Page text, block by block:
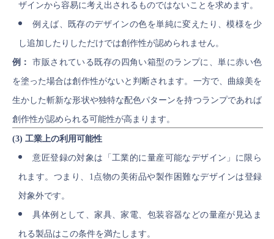
ザインから容易に考え出されるものではないことを求めます。
例えば、既存のデザインの色を単純に変えたり、模様を少
し追加したりしただけでは創作性が認められません。
例： 市販されている既存の四角い箱型のランプに、単に赤い色
を塗った場合は創作性がないと判断されます。一方で、曲線美を
生かした斬新な形状や独特な配色パターンを持つランプであれば
創作性が認められる可能性が高まります。
(3) 工業上の利用可能性
意匠登録の対象は「工業的に量産可能なデザイン」に限ら
れます。つまり、1点物の美術品や製作困難なデザインは登録
対象外です。
具体例として、家具、家電、包装容器などの量産が見込ま
れる製品はこの条件を満たします。